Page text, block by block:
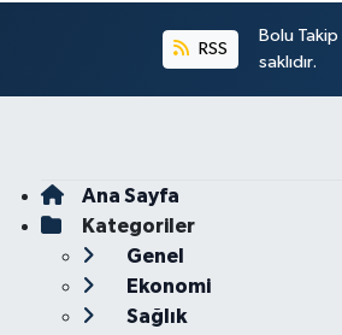
RSS
Bolu
saklıdır.
Ana Sayfa
Kategoriler
Genel
Ekonomi
Sağlık